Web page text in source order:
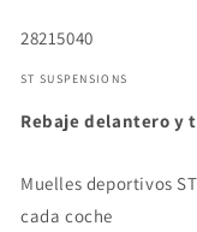
SKU:
28215040
ST SUSPENSIONS
Rebaje delantero y
Muelles deportivos
cada coche